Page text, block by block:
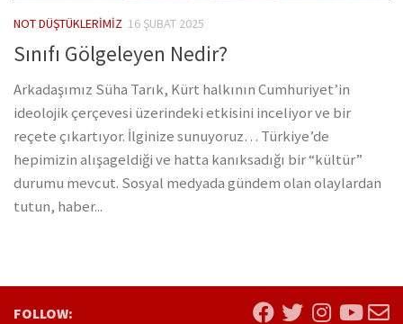
NOT DÜŞTÜKLERIMIZ 16 ŞUBAT 2025
Sınıfı Gölgeleyen Nedir?
Arkadaşımız Süha Tarık, Kürt halkının Cumhuriyet’in
ideolojik çerçevesi üzerindeki etkisini inceliyor ve bir
reçete çıkartıyor. İlginize sunuyoruz… Türkiye’de
hepimizin alışageldiği ve hatta kanıksadığı bir “kültür”
durumu mevcut. Sosyal medyada gündem olan olaylardan
tutun, haber...
FOLLOW: